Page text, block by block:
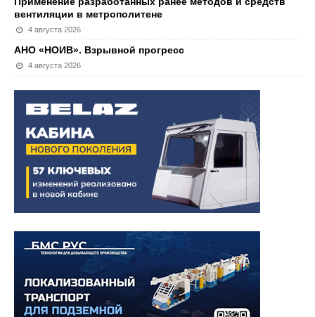
вентиляции в метрополитене
4 августа 2026
АНО «НОИВ». Взрывной прогресс
4 августа 2026